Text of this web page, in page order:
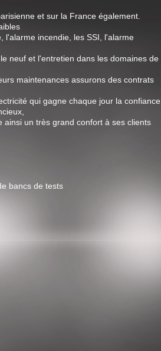
et sur la France également.
l'alarme incendie, les SSI, l'alarme
neuf et l'entretien dans les domaines de
maintenances assurons des contrats
qui gagne chaque jour la confiance
un très grand confort à ses clients
bancs de tests